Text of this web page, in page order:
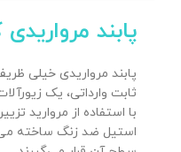
پابند مرواریدی کد
پابند مرواریدی خیلی
ثابت وارداتی، یک
با استفاده از مروارید
استیل ضد زنگ ساخته